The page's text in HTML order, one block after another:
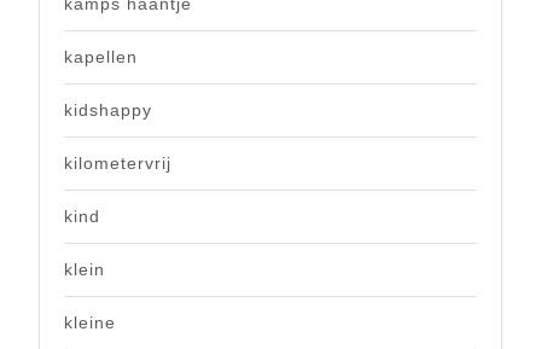
kapellen
kidshappy
kilometervrij
kind
klein
kleine